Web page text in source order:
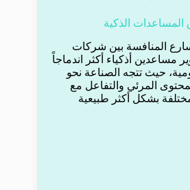
الذكية
المنافسة بين شركات
مساعدين أذكياء أكثر اندماجاً
حيث تتجه الصناعة نحو
المرئي والتفاعل مع
بشكل أكثر طبيعية